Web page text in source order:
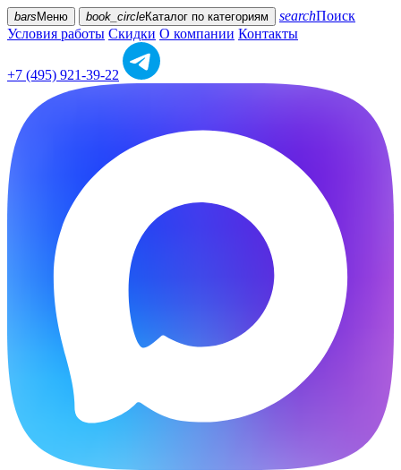
bars Меню book_circleКаталог по категориям searchПоиск
Условия работы Скидки О компании Контакты
+7 (495) 921-39-22